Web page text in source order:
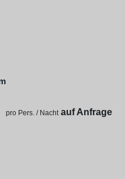
pro Pers. / Nacht auf Anfrage